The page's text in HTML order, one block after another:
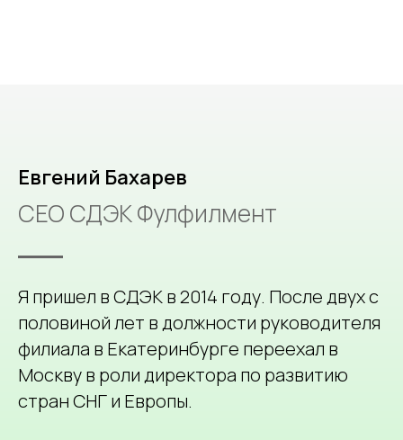
Евгений Бахарев
CEO СДЭК Фулфилмент
Я пришел в СДЭК в 2014 году. После двух с
половиной лет в должности руководителя
филиала в Екатеринбурге переехал в
Москву в роли директора по развитию
стран СНГ и Европы.